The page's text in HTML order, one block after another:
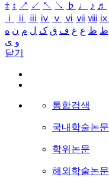
‡ ↕ ↗ ↙ ↖ ↘ ♭ ♩ ♪ ♬
ⅰ
ⅱ ⅲ ⅳ ⅴ ⅵ ⅶ ⅷ ⅸ
ط ظ ع غ ف ق ک ل م ن ه
و ی
닫기
통합검색
국내학술논문
학위논문
해외학술논문